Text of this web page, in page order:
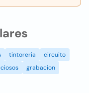
tintoreria
circuito
grabacion